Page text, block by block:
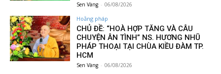
Sen Vàng - 06/08/2026
Hoằng pháp
CHỦ ĐỀ: “HOÀ HỢP TĂNG VÀ CÂU
CHUYỆN ÂN TÌNH” NS. HƯƠNG NHŨ
PHÁP THOẠI TẠI CHÙA KIỀU ĐÀM TP.
HCM
Sen Vàng - 06/08/2026